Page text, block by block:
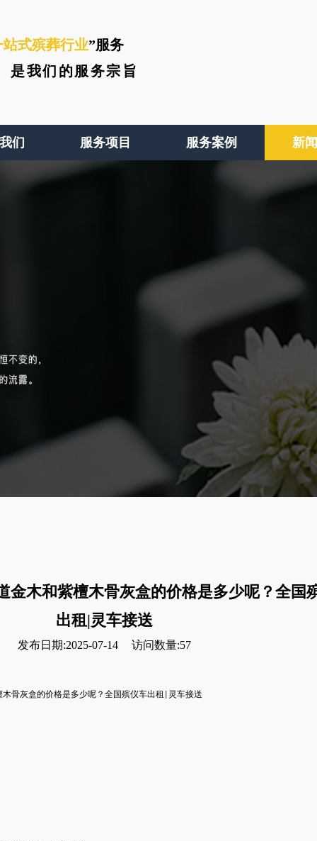
站式殡葬行业”服务
是我们的服务宗旨
们 服务项目 服务案例 新
金木和紫檀木骨灰盒的价格是多少呢？全国
出租|灵车接送
发布日期:2025-07-14 访问数量:57
骨灰盒的价格是多少呢？ 全国殡仪车出租 灵车接送